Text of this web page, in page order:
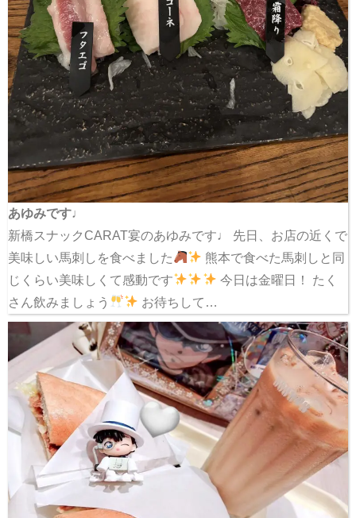
あゆみです♩
新橋スナックCARAT宴のあゆみです♩ 先日、お店の近くで
美味しい馬刺しを食べました
熊本で食べた馬刺しと同
じくらい美味しくて感動です
今日は金曜日！ たく
さん飲みましょう
お待ちして…